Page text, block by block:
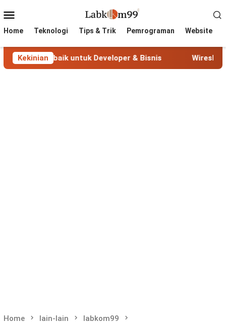
to
Menu
Home Teknologi Tips & Trik Pemrograman Website
Kekinian
untuk Developer & Bisnis Wireshark: Tool
Home lain-lain labkom99